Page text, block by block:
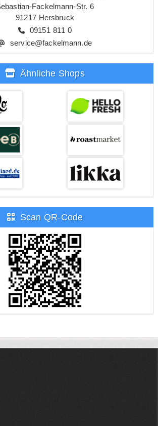
Fackelmann-Str. 6
91217 Hersbruck
09151 811 0
service@fackelmann.de
Ähnliche Shops
Scan QR-Code